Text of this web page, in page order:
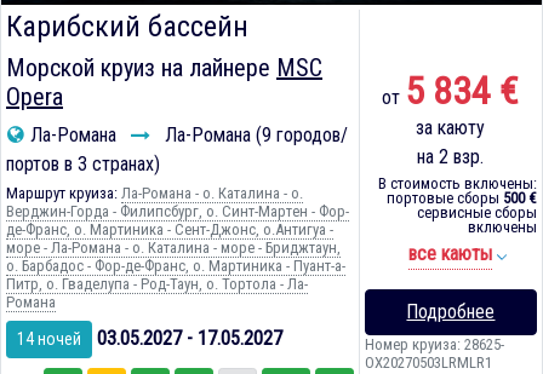
Карибский бассейн
Морской круиз на лайнере MSC
Opera
Ла-Романа
Ла-Романа (9 городов/
портов в 3 странах)
Маршрут круиза: Ла-Романа - о. Каталина - о.
Верджин-Горда - Филипсбург, о. Синт-Мартен - Фор-
де-Франс, о. Мартиника - Сент-Джонс, о.Антигуа -
море - Ла-Романа - о. Каталина - море - Бриджтаун,
о. Барбадос - Фор-де-Франс, о. Мартиника - Пуант-а-
Питр, о. Гваделупа - Род-Таун, о. Тортола - Ла-
Романа
14 ночей 03.05.2027 - 17.05.2027
от 5 834 €
за каюту
на 2 взр.
В стоимость включены:
портовые сборы 500 €
сервисные сборы
включены
все каюты
Подробнее
Номер круиза: 28625-
OX20270503LRMLR1